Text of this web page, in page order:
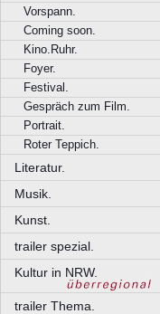
Vorspann.
Coming soon.
Kino.Ruhr.
Foyer.
Festival.
Gespräch zum Film.
Portrait.
Roter Teppich.
Literatur.
Musik.
Kunst.
trailer spezial.
Kultur in NRW.
trailer Thema.